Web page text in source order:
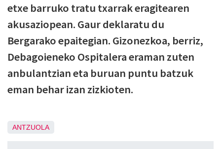
etxe barruko tratu txarrak eragitearen
akusaziopean. Gaur deklaratu du
Bergarako epaitegian. Gizonezkoa, berriz,
Debagoieneko Ospitalera eraman zuten
anbulantzian eta buruan puntu batzuk
eman behar izan zizkioten.
ANTZUOLA